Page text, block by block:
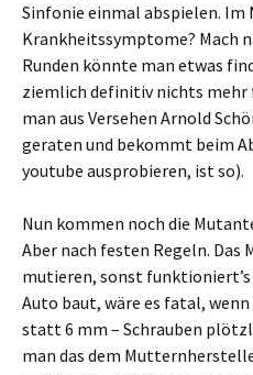
Sinfonie einmal abspielen. Im
Krankheitssymptome? Mach
Runden könnte man etwas
ziemlich definitiv nichts mehr
man aus Versehen Arnold
geraten und bekommt beim
youtube ausprobieren, ist so).
Nun kommen noch die
Aber nach festen Regeln.
mutieren, sonst
Auto baut, wäre es fatal,
statt 6 mm – Schrauben
man das dem